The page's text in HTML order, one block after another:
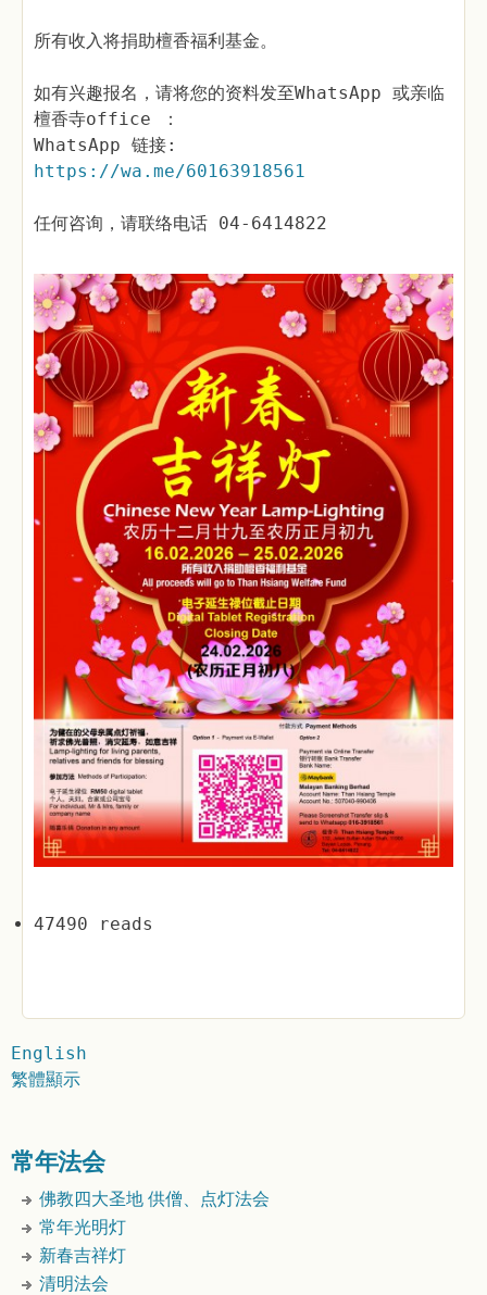
所有收入将捐助檀香福利基金。
如有兴趣报名，请将您的资料发至WhatsApp 或亲临
檀香寺office ：
WhatsApp 链接:
https://wa.me/60163918561
任何咨询，请联络电话 04-6414822
47490 reads
English
繁體顯示
常年法会
佛教四大圣地 供僧、点灯法会
常年光明灯
新春吉祥灯
清明法会